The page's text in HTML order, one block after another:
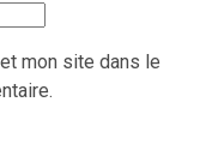
mon site dans le